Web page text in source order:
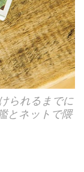
られるまでに
とネットで隈